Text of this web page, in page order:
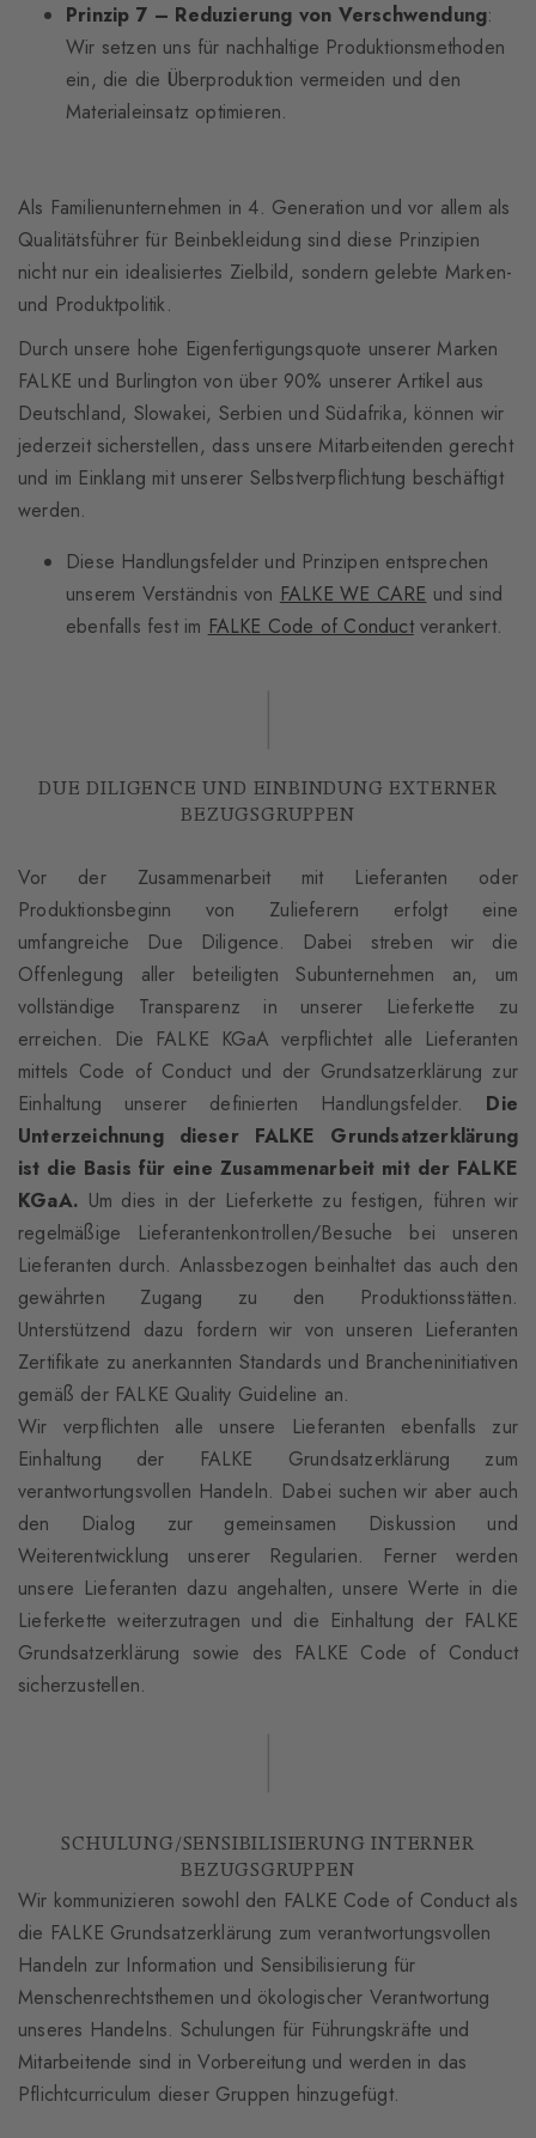
Prinzip 7 – Reduzierung von Verschwendung:
Wir setzen uns für nachhaltige Produktionsmethoden
ein, die die Überproduktion vermeiden und den
Materialeinsatz optimieren.
Als Familienunternehmen in 4. Generation und vor allem als
Qualitätsführer für Beinbekleidung sind diese Prinzipien
nicht nur ein idealisiertes Zielbild, sondern gelebte Marken-
und Produktpolitik.
Durch unsere hohe Eigenfertigungsquote unserer Marken
FALKE und Burlington von über 90% unserer Artikel aus
Deutschland, Slowakei, Serbien und Südafrika, können wir
jederzeit sicherstellen, dass unsere Mitarbeitenden gerecht
und im Einklang mit unserer Selbstverpflichtung beschäftigt
werden.
Diese Handlungsfelder und Prinzipen entsprechen
unserem Verständnis von FALKE WE CARE und sind
ebenfalls fest im FALKE Code of Conductverankert.
DUE DILIGENCE UND EINBINDUNG EXTERNER
BEZUGSGRUPPEN
Vor der Zusammenarbeit mit Lieferanten oder
Produktionsbeginn von Zulieferern erfolgt eine
umfangreiche Due Diligence. Dabei streben wir die
Offenlegung aller beteiligten Subunternehmen an, um
vollständige Transparenz in unserer Lieferkette zu
erreichen. Die FALKE KGaA verpflichtet alle Lieferanten
mittels Code of Conduct und der Grundsatzerklärung zur
Einhaltung unserer definierten Handlungsfelder. Die
Unterzeichnung dieser FALKE Grundsatzerklärung
ist die Basis für eine Zusammenarbeit mit der FALKE
KGaA. Um dies in der Lieferkette zu festigen, führen wir
regelmäßige Lieferantenkontrollen/Besuche bei unseren
Lieferanten durch. Anlassbezogen beinhaltet das auch den
gewährten Zugang zu den Produktionsstätten.
Unterstützend dazu fordern wir von unseren Lieferanten
Zertifikate zu anerkannten Standards und Brancheninitiativen
gemäß der FALKE Quality Guideline an.
Wir verpflichten alle unsere Lieferanten ebenfalls zur
Einhaltung der FALKE Grundsatzerklärung zum
verantwortungsvollen Handeln. Dabei suchen wir aber auch
den Dialog zur gemeinsamen Diskussion und
Weiterentwicklung unserer Regularien. Ferner werden
unsere Lieferanten dazu angehalten, unsere Werte in die
Lieferkette weiterzutragen und die Einhaltung der FALKE
Grundsatzerklärung sowie des FALKE Code of Conduct
sicherzustellen.
SCHULUNG/SENSIBILISIERUNG INTERNER
BEZUGSGRUPPEN
Wir kommunizieren sowohl den FALKE Code of Conduct als
die FALKE Grundsatzerklärung zum verantwortungsvollen
Handeln zur Information und Sensibilisierung für
Menschenrechtsthemen und ökologischer Verantwortung
unseres Handelns. Schulungen für Führungskräfte und
Mitarbeitende sind in Vorbereitung und werden in das
Pflichtcurriculum dieser Gruppen hinzugefügt.